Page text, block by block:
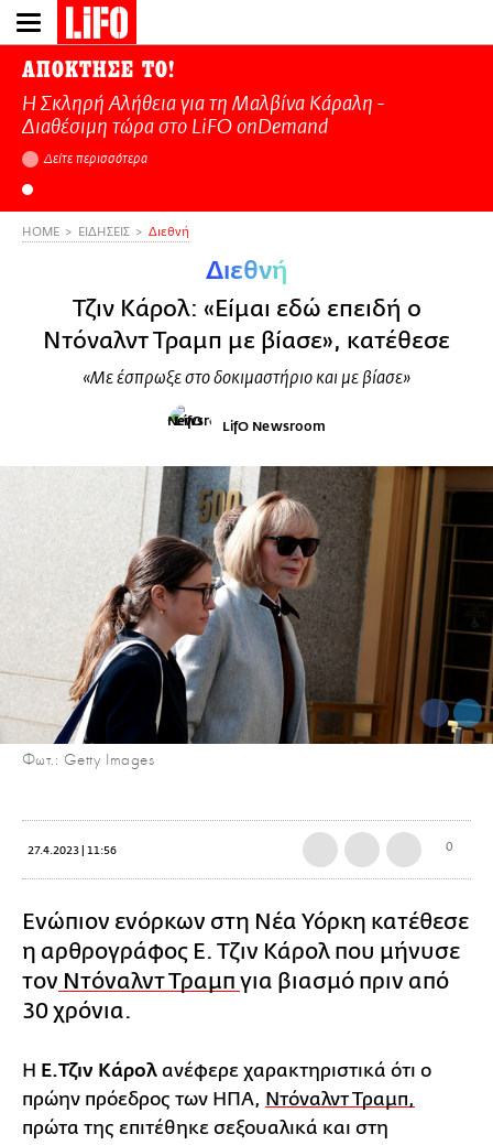
Παράκαμψη
προς
κυρίως
περιεχόμενο
ΑΠΟΚΤΗΣΕ ΤΟ!
Η Σκληρή Αλήθεια για τη Μαλβίνα Κάραλη -
Διαθέσιμη τώρα στo LiFO onDemand
Δείτε περισσότερα
HOME ΕΙΔΗΣΕΙΣ Διεθνή
Διεθνή
Τζιν Κάρολ: «Είμαι εδώ επειδή ο
Ντόναλντ Τραμπ με βίασε», κατέθεσε
«Με έσπρωξε στο δοκιμαστήριο και με βίασε»
LifO Newsroom
Φωτ.: Getty Images
27.4.2023 | 11:56 0
Ενώπιον ενόρκων στη Νέα Υόρκη κατέθεσε
η αρθρογράφος Ε. Τζιν Κάρολ που μήνυσε
τον Ντόναλντ Τραμπ για βιασμό πριν από
30 χρόνια.
Η Ε.Τζιν Κάρολ ανέφερε χαρακτηριστικά ότι ο
πρώην πρόεδρος των ΗΠΑ, Ντόναλντ Τραμπ,
πρώτα της επιτέθηκε σεξουαλικά και στη